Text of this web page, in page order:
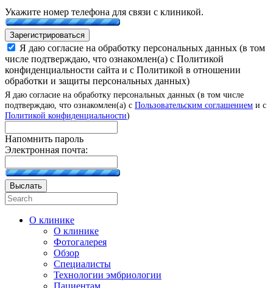
Укажите номер телефона для связи с клиникой.
Зарегистрироваться
Я даю согласие на обработку персональных данных (в том
числе подтверждаю, что ознакомлен(а) с Политикой
конфиденциальности сайта и с Политикой в отношении
обработки и защиты персональных данных)
Я даю согласие на обработку персональных данных (в том числе
подтверждаю, что ознакомлен(а) с Пользовательским соглашением и с
Политикой конфиденциальности)
Напомнить пароль
Электронная почта:
Выслать
О клинике
О клинике
Фотогалерея
Обзор
Специалисты
Технологии эмбриологии
Пациентам